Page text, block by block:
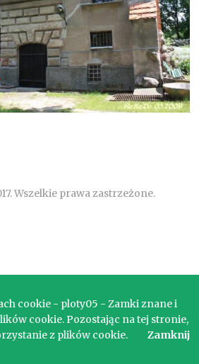
Wszelkie prawa zastrzeżone.
cookie - ploty05 - Zamki znane i
cookie. Pozostając na tej stronie,
z plików cookie.
Zamknij